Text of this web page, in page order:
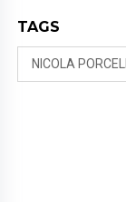
TAGS
NICOLA